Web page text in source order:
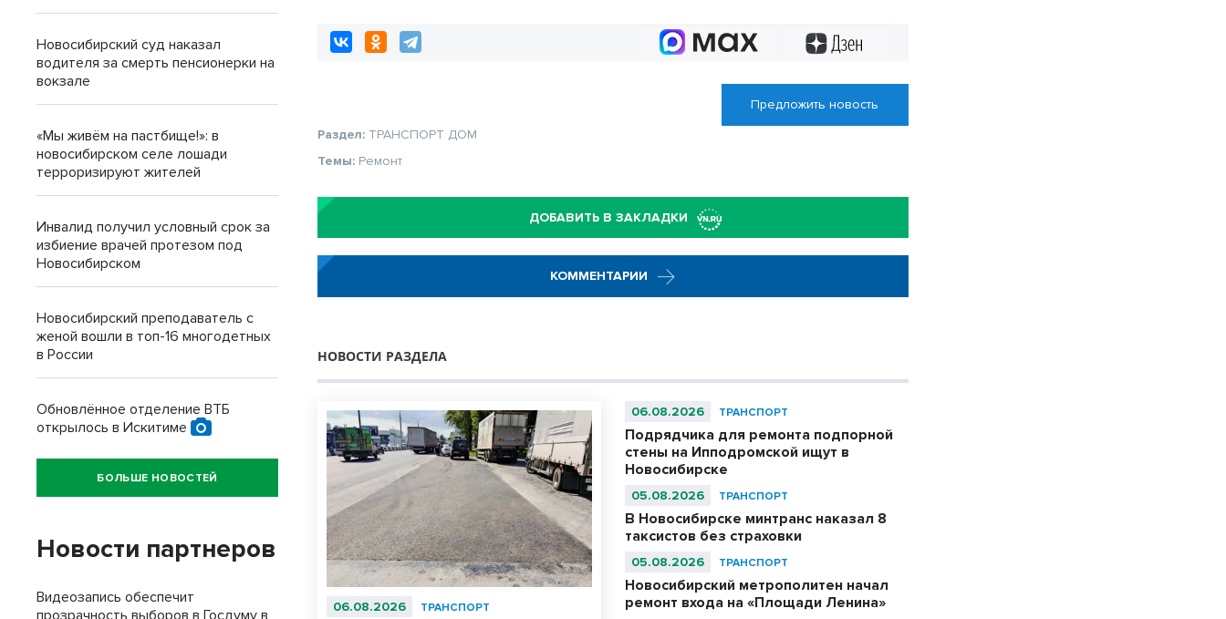
Предложить новость
Раздел: ТРАНСПОРТ ДОМ
Темы: Ремонт
ДОБАВИТЬ В ЗАКЛАДКИ
КОММЕНТАРИИ
НОВОСТИ РАЗДЕЛА
06.08.2026 ТРАНСПОРТ
06.08.2026 ТРАНСПОРТ
Подрядчика для ремонта подпорной
стены на Ипподромской ищут в
Новосибирске
05.08.2026 ТРАНСПОРТ
В Новосибирске минтранс наказал 8
таксистов без страховки
05.08.2026 ТРАНСПОРТ
Новосибирский метрополитен начал
ремонт входа на «Площади Ленина»
Новосибирский суд наказал
водителя за смерть пенсионерки на
вокзале
«Мы живём на пастбище!»: в
новосибирском селе лошади
терроризируют жителей
Инвалид получил условный срок за
избиение врачей протезом под
Новосибирском
Новосибирский преподаватель с
женой вошли в топ-16 многодетных
в России
Обновлённое отделение ВТБ
открылось в Искитиме
БОЛЬШЕ НОВОСТЕЙ
Новости партнеров
Видеозапись обеспечит
прозрачность выборов в Госдуму в